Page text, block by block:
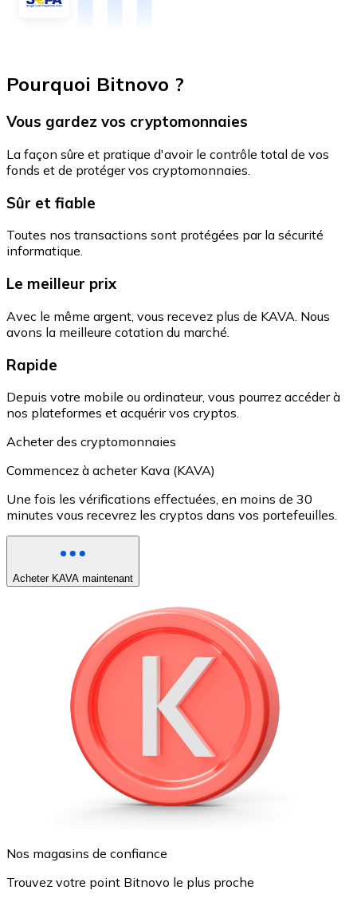
Pourquoi Bitnovo ?
Vous gardez vos cryptomonnaies
La façon sûre et pratique d'avoir le contrôle total de vos
fonds et de protéger vos cryptomonnaies.
Sûr et fiable
Toutes nos transactions sont protégées par la sécurité
informatique.
Le meilleur prix
Avec le même argent, vous recevez plus de KAVA. Nous
avons la meilleure cotation du marché.
Rapide
Depuis votre mobile ou ordinateur, vous pourrez accéder à
nos plateformes et acquérir vos cryptos.
Acheter des cryptomonnaies
Commencez à acheter Kava (KAVA)
Une fois les vérifications effectuées, en moins de 30
minutes vous recevrez les cryptos dans vos portefeuilles.
Acheter KAVA maintenant
Nos magasins de confiance
Trouvez votre point Bitnovo le plus proche